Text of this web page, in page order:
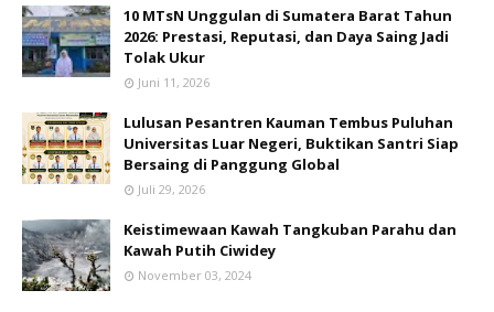
10 MTsN Unggulan di Sumatera Barat Tahun
2026: Prestasi, Reputasi, dan Daya Saing Jadi
Tolak Ukur
Juni 11, 2026
Lulusan Pesantren Kauman Tembus Puluhan
Universitas Luar Negeri, Buktikan Santri Siap
Bersaing di Panggung Global
Juli 29, 2026
Keistimewaan Kawah Tangkuban Parahu dan
Kawah Putih Ciwidey
November 03, 2024